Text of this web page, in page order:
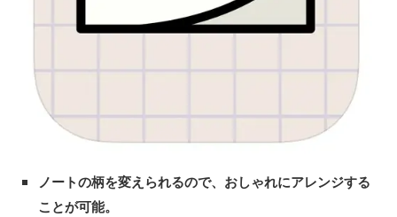
ノートの柄を変えられるので、おしゃれにアレンジする
ことが可能。